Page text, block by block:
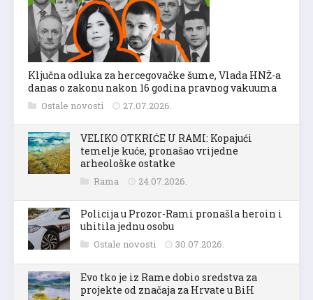
Ključna odluka za hercegovačke šume, Vlada HNŽ-a
danas o zakonu nakon 16 godina pravnog vakuuma
Ostale novosti 27.07.2026.
VELIKO OTKRIĆE U RAMI: Kopajući
temelje kuće, pronašao vrijedne
arheološke ostatke
Rama 24.07.2026.
Policija u Prozor-Rami pronašla heroin i
uhitila jednu osobu
Ostale novosti 30.07.2026.
Evo tko je iz Rame dobio sredstva za
projekte od značaja za Hrvate u BiH